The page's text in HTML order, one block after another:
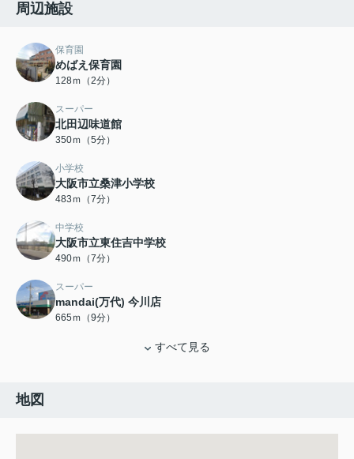
周辺施設
保育園
めばえ保育園
128ｍ（2分）
スーパー
北田辺味道館
350ｍ（5分）
小学校
大阪市立桑津小学校
483ｍ（7分）
中学校
大阪市立東住吉中学校
490ｍ（7分）
スーパー
mandai(万代) 今川店
665ｍ（9分）
すべて見る
地図